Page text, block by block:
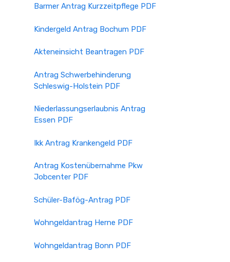
Barmer Antrag Kurzzeitpflege PDF
Kindergeld Antrag Bochum PDF
Akteneinsicht Beantragen PDF
Antrag Schwerbehinderung
Schleswig-Holstein PDF
Niederlassungserlaubnis Antrag
Essen PDF
Ikk Antrag Krankengeld PDF
Antrag Kostenübernahme Pkw
Jobcenter PDF
Schüler-Bafög-Antrag PDF
Wohngeldantrag Herne PDF
Wohngeldantrag Bonn PDF